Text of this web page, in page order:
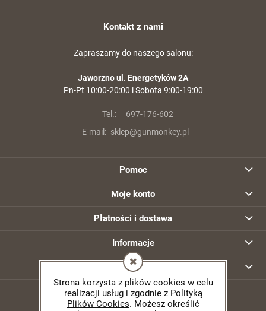
Strona korzysta z plików cookies w celu
realizacji usług i zgodnie z Polityką
Plików Cookies. Możesz określić
Kontakt z nami
Zapraszamy do naszego salonu:
Jaworzno ul. Energetyków 2A
Pn-Pt 10:00-20:00 i Sobota 9:00-19:00
Tel.:
697-176-602
E-mail: sklep@gunmonkey.pl
Pomoc
Moje konto
Płatności i dostawa
Informacje
O nas